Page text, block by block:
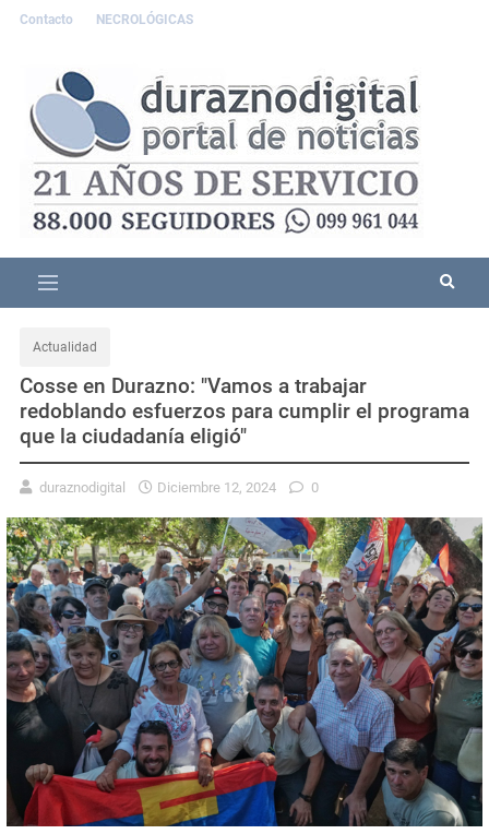
Contacto NECROLÓGICAS
Actualidad
Cosse en Durazno: "Vamos a trabajar
redoblando esfuerzos para cumplir el programa
que la ciudadanía eligió"
duraznodigital Diciembre 12, 2024 0